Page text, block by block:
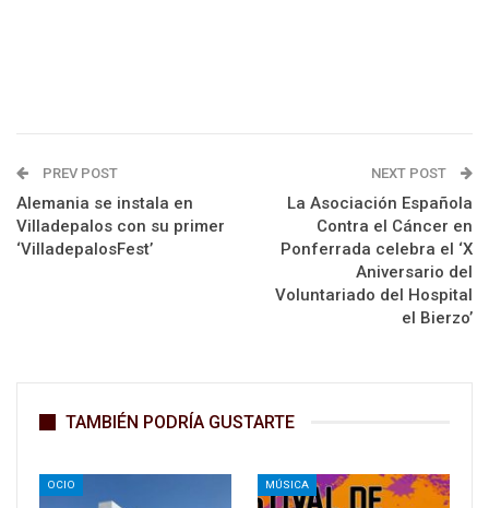
PREV POST
Alemania se instala en
Villadepalos con su primer
‘VilladepalosFest’
NEXT POST
La Asociación Española
Contra el Cáncer en
Ponferrada celebra el ‘X
Aniversario del
Voluntariado del Hospital
el Bierzo’
TAMBIÉN PODRÍA GUSTARTE
OCIO MÚSICA